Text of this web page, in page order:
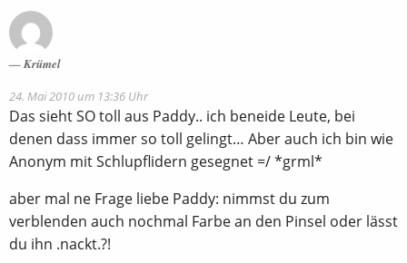
Krümel
24. Mai 2010 um 13:36 Uhr
Das sieht SO toll aus Paddy.. ich beneide Leute, bei
denen dass immer so toll gelingt… Aber auch ich bin wie
Anonym mit Schlupflidern gesegnet =/ *grml*
aber mal ne Frage liebe Paddy: nimmst du zum
verblenden auch nochmal Farbe an den Pinsel oder lässt
du ihn .nackt.?!